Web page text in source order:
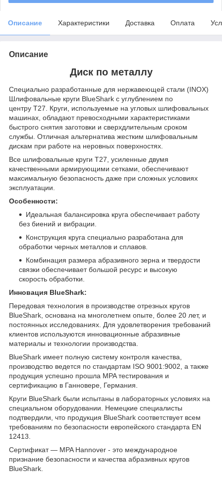
Описание Характеристики Доставка Оплата
Описание
Диск по металлу
Специально разработанные для нержавеющей стали (INOX)
Шлифовальные круги BlueShark с углублением по
центру T27. Круги, используемые на угловых шлифовальных
машинах, обладают превосходными характеристиками
быстрого снятия заготовки и сверхдлительным сроком
службы. Отличная альтернатива жестким шлифовальным
дискам при работе на неровных поверхностях.
Все шлифовальные круги Т27, усиленные двумя
качественными армирующими сетками, обеспечивают
максимальную безопасность даже при сложных условиях
эксплуатации.
Особенности:
Идеальная балансировка круга обеспечивает работу
без биений и вибрации.
Конструкция круга специально разработана для
обработки черных металлов и сплавов.
Комбинация размера абразивного зерна и твердости
связки обеспечивает большой ресурс и высокую
скорость обработки.
Инновация BlueShark:
Передовая технология в производстве отрезных кругов
BlueShark, основана на многолетнем опыте, более 20 лет, и
постоянных исследованиях. Для удовлетворения требований
клиентов используются инновационные абразивные
материалы и технологии производства.
BlueShark имеет полную систему контроля качества,
производство ведется по стандартам ISO 9001:9002, а также
продукция успешно прошла MPA тестирования и
сертификацию в Ганновере, Германия.
Круги BlueShark были испытаны в лабораторных условиях на
специальном оборудовании. Немецкие специалисты
подтвердили, что продукция BlueShark соответствует всем
требованиям по безопасности европейского стандарта EN
12413.
Сертификат — MPA Hannover - это международное
признание безопасности и качества абразивных кругов
BlueShark.